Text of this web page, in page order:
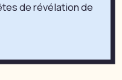
de révélation de